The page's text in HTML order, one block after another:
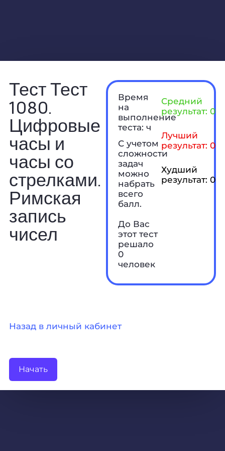
Тест Тест
1080.
Цифровые
часы и
часы со
стрелками.
Римская
запись
чисел
Время
на
выполнение
теста: ч
С учетом
сложности
задач
можно
набрать
всего
балл.
До Вас
этот тест
решало
0
человек
Средний
результат: 0
Лучший
результат: 0
Худший
результат: 0
Назад в личный кабинет
Начать